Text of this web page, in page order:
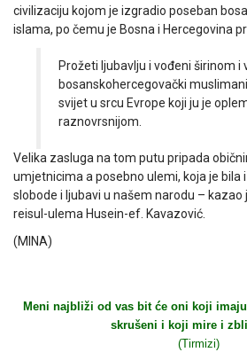
civilizaciju kojom je izgradio poseban
islama, po čemu je Bosna i Hercegovina
Prožeti ljubavlju i vođeni širinom i
bosanskohercegovački
svijet u srcu Evrope koji ju je
raznovrsnijom.
Velika zasluga na tom putu pripada
umjetnicima a posebno ulemi, koja je bila
slobode i ljubavi u našem narodu – kazao
reisul-ulema Husein-ef. Kavazović.
(MINA)
Meni najbliži od vas bit će oni koji
skrušeni i koji mire i
(Tirmizi)